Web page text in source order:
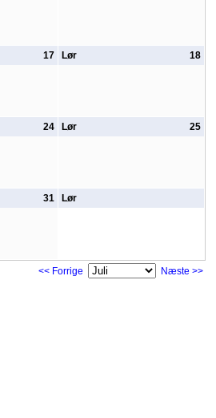
17 18
Lør
24 25
Lør
31 Lør
<< Forrige
Næste >>